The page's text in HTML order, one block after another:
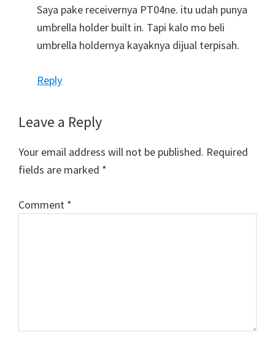
Saya pake receivernya PT04ne. itu udah punya
umbrella holder built in. Tapi kalo mo beli
umbrella holdernya kayaknya dijual terpisah.
Reply
Leave a Reply
Your email address will not be published. Required
fields are marked *
Comment *